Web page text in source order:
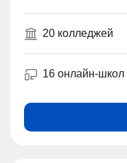
20 колледжей
16 онлайн-школ